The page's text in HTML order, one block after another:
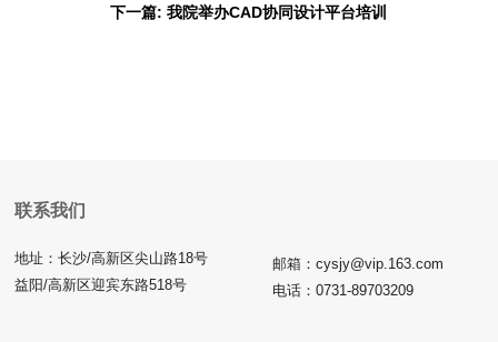
下一篇: 我院举办CAD协同设计平台培训
联系我们
地址：长沙/高新区尖山路18号
益阳/高新区迎宾东路518号
邮箱：cysjy@vip.163.com
电话：0731-89703209